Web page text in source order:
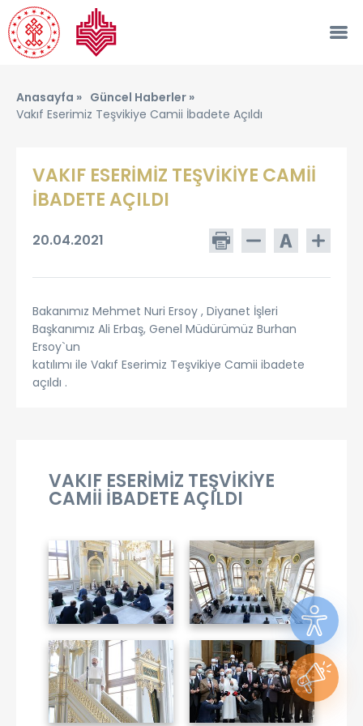
Anasayfa » Güncel Haberler »
Vakıf Eserimiz Teşvikiye Camii İbadete Açıldı
VAKIF ESERİMİZ TEŞVİKİYE CAMİİ
İBADETE AÇILDI
20.04.2021
Bakanımız Mehmet Nuri Ersoy , Diyanet İşleri
Başkanımız Ali Erbaş, Genel Müdürümüz Burhan
Ersoy`un
katılımı ile Vakıf Eserimiz Teşvikiye Camii ibadete
açıldı .
VAKIF ESERİMİZ TEŞVİKİYE
CAMİİ İBADETE AÇILDI